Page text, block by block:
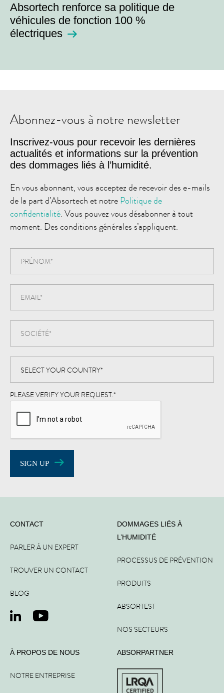
Absortech renforce sa politique de
véhicules de fonction 100 %
électriques
Abonnez-vous à notre newsletter
Inscrivez-vous pour recevoir les dernières
actualités et informations sur la prévention
des dommages liés à l’humidité.
En vous abonnant, vous acceptez de recevoir des e-mails
de la part d’Absortech et notre Politique de
confidentialité. Vous pouvez vous désabonner à tout
moment. Des conditions générales s’appliquent.
PLEASE VERIFY YOUR REQUEST.*
SIGN UP
CONTACT
PARLER À UN EXPERT
TROUVER UN CONTACT
BLOG
DOMMAGES LIÉS À
L’HUMIDITÉ
PROCESSUS DE PRÉVENTION
PRODUITS
ABSORTEST
NOS SECTEURS
À PROPOS DE NOUS
NOTRE ENTREPRISE
ABSORPARTNER